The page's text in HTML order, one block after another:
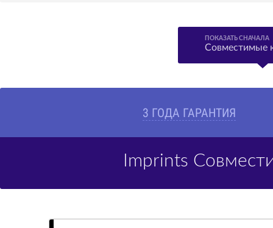
ПОКАЗАТЬ СНАЧАЛА
Совместимые
3 ГОДА ГАРАНТИЯ
Imprints